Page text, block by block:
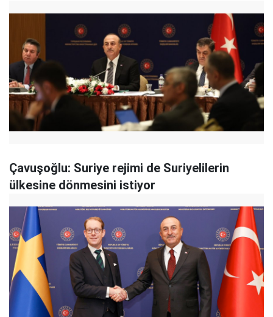
Çavuşoğlu: Suriye rejimi de Suriyelilerin
ülkesine dönmesini istiyor